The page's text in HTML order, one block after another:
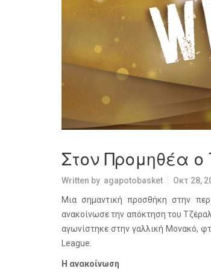
Στον Προμηθέα
Written by agapotobasket Οκτ 28,
Μια σημαντική προσθήκη στην
ανακοίνωσε την απόκτηση του
αγωνίστηκε στην γαλλική Μονακό,
League
Η ανακοίνωση